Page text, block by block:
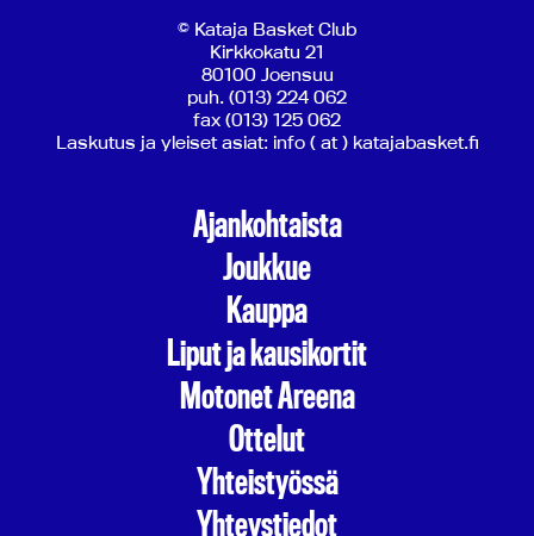
© Kataja Basket Club
Kirkkokatu 21
80100 Joensuu
puh. (013) 224 062
fax (013) 125 062
Laskutus ja yleiset asiat: info ( at ) katajabasket.fi
Ajankohtaista
Joukkue
Kauppa
Liput ja kausikortit
Motonet Areena
Ottelut
Yhteistyössä
Yhteystiedot